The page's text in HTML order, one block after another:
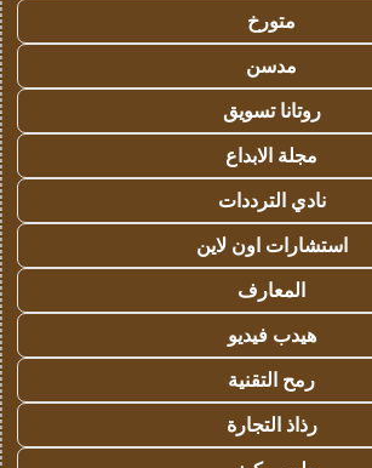
متورخ
مدسن
روتانا تسويق
مجلة الابداع
نادي الترددات
استشارات اون لاين
المعارف
هيدب فيديو
رمح التقنية
رذاذ التجارة